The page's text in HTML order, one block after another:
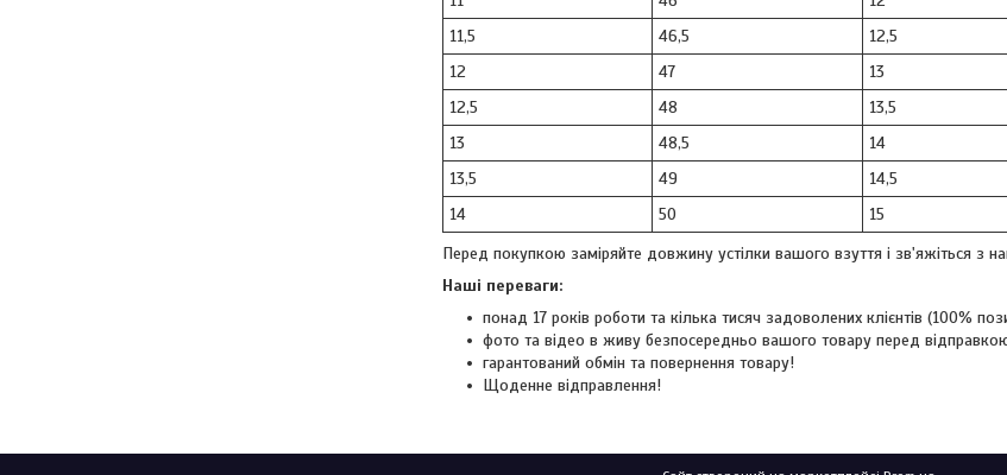
11,5
46,5 12,5
12
47 13
12,5
48 13,5
13
48,5 14
13,5
49 14,5
14
50 15
Перед покупкою заміряйте довжину устілки вашого взуття і зв'яжіться з
Наші переваги:
понад 17 років роботи та кілька тисяч задоволених клієнтів (100%
фото та відео в живу безпосередньо вашого товару перед
гарантований обмін та повернення товару!
Щоденне відправлення!